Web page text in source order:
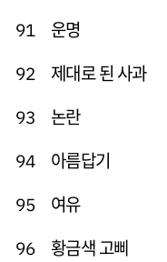
91 운명
92 제대로 된 사과
93 논란
94 아름답기
95 여유
96 황금색 고삐